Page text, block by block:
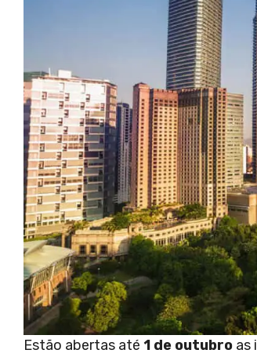
Estão abertas até 1 de outubro as